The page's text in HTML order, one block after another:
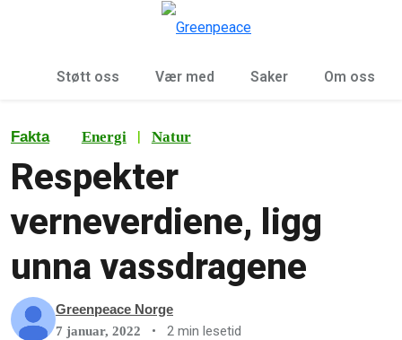
Støtt oss Vær med Saker Om oss
Fakta Energi | Natur
Respekter
verneverdiene, ligg
unna vassdragene
Greenpeace Norge
7 januar, 2022 • 2 min lesetid